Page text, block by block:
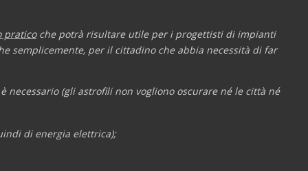
praticoche potrà risultare utile per i progettisti di impianti
semplicemente, per il cittadino che abbia necessità di far
(gli astrofili non vogliono oscurare né le città né
di energia elettrica);